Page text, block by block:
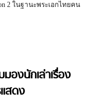
2 ในฐานะพระเอกไทยคน
องนักเล่าเรื่อง
สดง